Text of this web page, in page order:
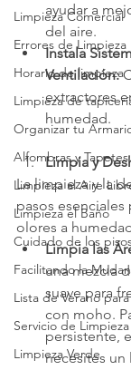
Limpieza Comercial
Errores de Limpieza
Horario de limpieza
Limpieza de
Organizar tu
Alfombras y Tapetes
Limpieza al Aire
Limpieza el Baño
Cuidado de los
Facilitando la
Lista de Verano
Servicio de
Limpieza Verde
ayudar a
del aire.
Instala
Ventilación:
extractores
humedad.
Limpia y
La limpieza y la
pasos esenciales
olores a
Limpia las
una mezcla
suave para
con moho.
persistente,
necesites